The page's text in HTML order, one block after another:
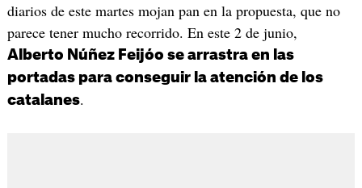
diarios de este martes mojan pan en la propuesta, que no
parece tener mucho recorrido. En este 2 de junio,
Alberto Núñez Feijóo se arrastra en las
portadas para conseguir la atención de los
catalanes.